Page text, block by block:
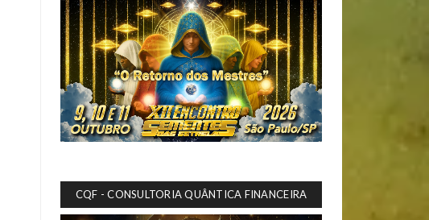
CQF - CONSULTORIA QUÂNTICA FINANCEIRA